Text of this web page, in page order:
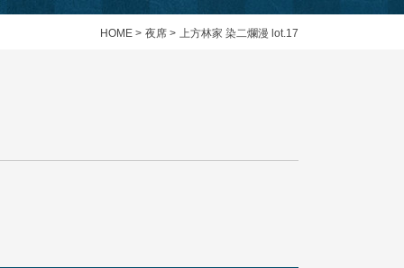
HOME > 夜席 > 上方林家 染二爛漫 lot.17